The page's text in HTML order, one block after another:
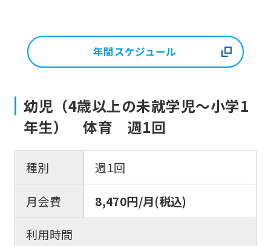
年間スケジュール
幼児（4歳以上の未就学児〜小学1
年生） 体育 週1回
種別
週1回
月会費
8,470円/月(税込)
利用時間